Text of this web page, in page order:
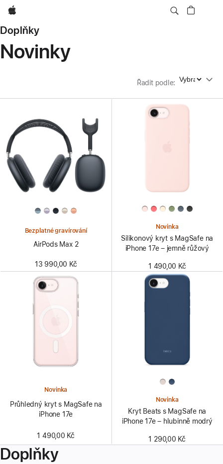
Apple
Doplňky
Novinky
Řadit podle: Řadit podle
Bezplatné gravírování
AirPods Max 2
13 990,00 Kč
Novinka
Silikonový kryt s MagSafe na
iPhone 17e – jemně růžový
1 490,00 Kč
Novinka
Průhledný kryt s MagSafe na
iPhone 17e
1 490,00 Kč
Novinka
Kryt Beats s MagSafe na
iPhone 17e – hlubinně modrý
1 290,00 Kč
Doplňky